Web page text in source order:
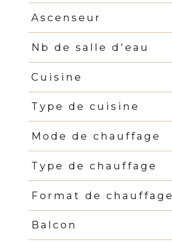
Ascenseur
Nb de salle d'eau
Cuisine
Type de cuisine
Mode de chauffage
Type de chauffage
Format de chauffage
Balcon